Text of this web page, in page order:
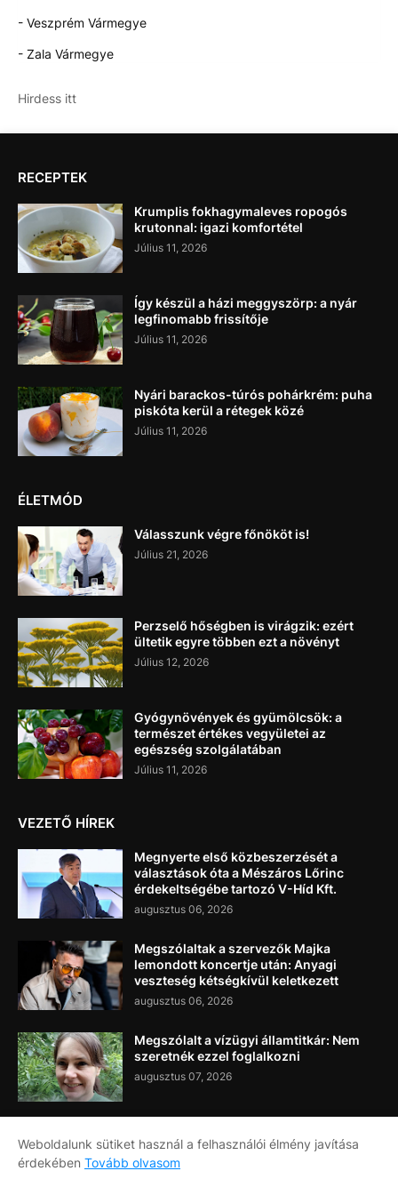
- Veszprém Vármegye
- Zala Vármegye
Hirdess itt
RECEPTEK
Krumplis fokhagymaleves ropogós
krutonnal: igazi komfortétel
Július 11, 2026
Így készül a házi meggyszörp: a nyár
legfinomabb frissítője
Július 11, 2026
Nyári barackos-túrós pohárkrém: puha
piskóta kerül a rétegek közé
Július 11, 2026
ÉLETMÓD
Válasszunk végre főnököt is!
Július 21, 2026
Perzselő hőségben is virágzik: ezért
ültetik egyre többen ezt a növényt
Július 12, 2026
Gyógynövények és gyümölcsök: a
természet értékes vegyületei az
egészség szolgálatában
Július 11, 2026
VEZETŐ HÍREK
Megnyerte első közbeszerzését a
választások óta a Mészáros Lőrinc
érdekeltségébe tartozó V-Híd Kft.
augusztus 06, 2026
Megszólaltak a szervezők Majka
lemondott koncertje után: Anyagi
veszteség kétségkívül keletkezett
augusztus 06, 2026
Megszólalt a vízügyi államtitkár: Nem
szeretnék ezzel foglalkozni
augusztus 07, 2026
Címlap Rólunk
Weboldalunk sütiket használ a felhasználói élmény javítása
érdekében Tovább olvasom